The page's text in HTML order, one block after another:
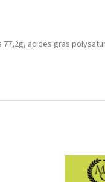
acides gras